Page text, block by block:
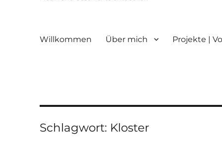
Willkommen Über mich Projekte |
Schlagwort: Kloster